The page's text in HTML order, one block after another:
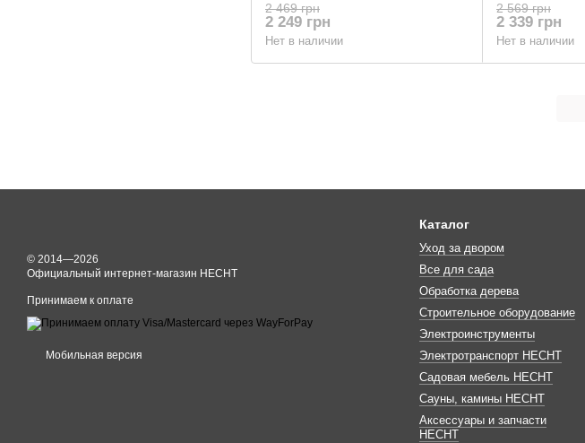
2 469 грн
2 249 грн
Нет в наличии
2 569 грн
2 339 грн
Нет в наличии
© 2014—2026
Официальный интернет-магазин HECHT
Принимаем к оплате
Мобильная версия
Каталог
Уход за двором
Все для сада
Обработка дерева
Строительное оборудование
Электроинструменты
Электротранспорт HECHT
Садовая мебель HECHT
Сауны, камины HECHT
Аксессуары и запчасти
HECHT